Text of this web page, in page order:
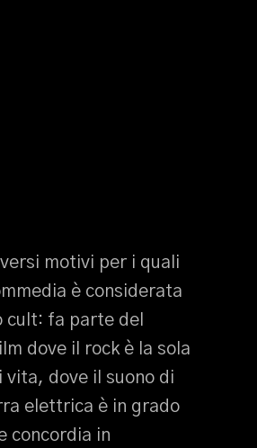
motivi per i quali
è considerata
cult: fa parte del
dove il rock è la sola
vita, dove il suono di
elettrica è in grado
concordia in